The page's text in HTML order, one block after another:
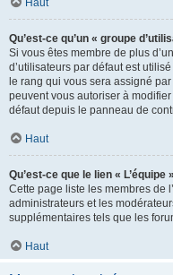
Haut
Qu’est-ce qu’un « groupe
Si vous êtes membre de plus
d’utilisateurs par défaut est
le rang qui vous sera assigné
peuvent vous autoriser à
défaut depuis le panneau de
Haut
Qu’est-ce que le lien « L’équipe
Cette page liste les membres de
administrateurs et les
supplémentaires tels que les
Haut